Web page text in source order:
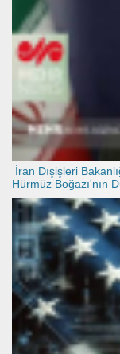
İran Dışişleri
Hürmüz Boğazı'nın